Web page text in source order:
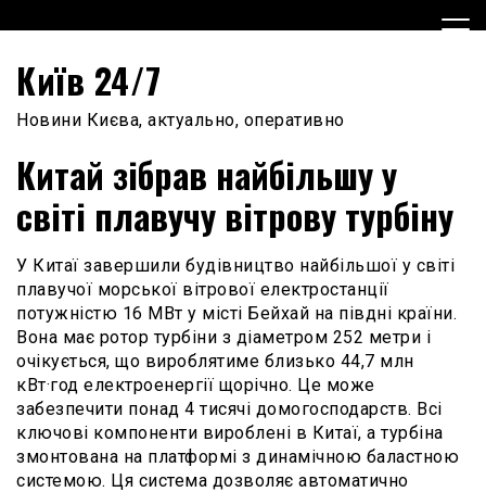
to
Київ 24/7
Новини Києва, актуально, оперативно
Китай зібрав найбільшу у
світі плавучу вітрову турбіну
У Китаї завершили будівництво найбільшої у світі
плавучої морської вітрової електростанції
потужністю 16 МВт у місті Бейхай на півдні країни.
Вона має ротор турбіни з діаметром 252 метри і
очікується, що вироблятиме близько 44,7 млн
кВт·год електроенергії щорічно. Це може
забезпечити понад 4 тисячі домогосподарств. Всі
ключові компоненти вироблені в Китаї, а турбіна
змонтована на платформі з динамічною баластною
системою. Ця система дозволяє автоматично